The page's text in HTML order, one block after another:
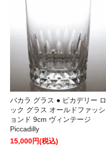
バカラ グラス ● ピカデリー ロ
ック グラス オールドファッシ
ョンド 9cm ヴィンテージ
Piccadilly
15,000円(税込)